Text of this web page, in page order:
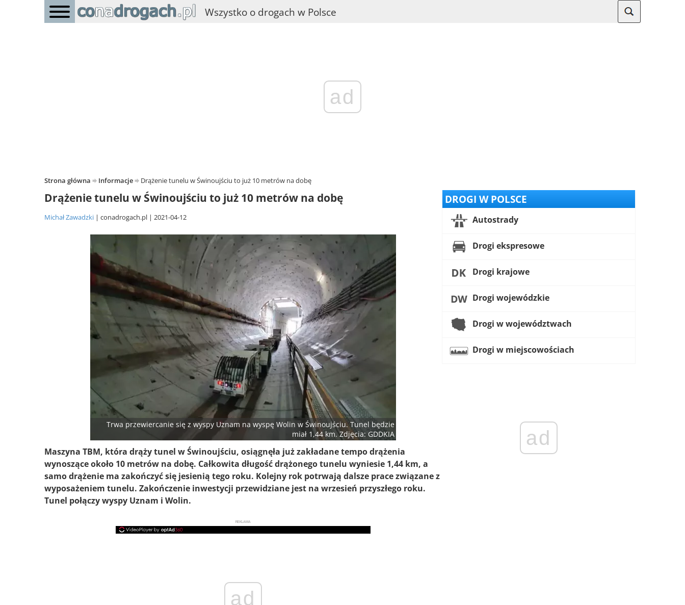
Wszystko o drogach w Polsce
ad
Strona główna Informacje Drążenie tunelu w Świnoujściu to już 10 metrów na dobę
Drążenie tunelu w Świnoujściu to już 10 metrów na dobę
Michał Zawadzki conadrogach.pl 2021-04-12
Trwa przewiercanie się z wyspy Uznam na wyspę Wolin w Świnoujściu. Tunel będzie
miał 1,44 km. Zdjęcia: GDDKIA
Maszyna TBM, która drąży tunel w Świnoujściu, osiągnęła już zakładane tempo drążenia
wynoszące około 10 metrów na dobę. Całkowita długość drążonego tunelu wyniesie 1,44 km, a
samo drążenie ma zakończyć się jesienią tego roku. Kolejny rok potrwają dalsze prace związane z
wyposażeniem tunelu. Zakończenie inwestycji przewidziane jest na wrzesień przyszłego roku.
Tunel połączy wyspy Uznam i Wolin.
REKLAMA
ad
DROGI W POLSCE
Autostrady
Drogi ekspresowe
Drogi krajowe
Drogi wojewódzkie
Drogi w województwach
Drogi w miejscowościach
ad